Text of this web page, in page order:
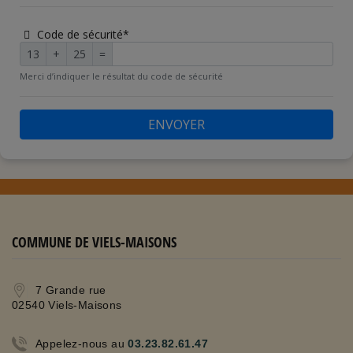
Code de sécurité*
13
+ 25 =
Merci d’indiquer le résultat du code de sécurité
ENVOYER
COMMUNE DE VIELS-MAISONS
7 Grande rue
02540 Viels-Maisons
Appelez-nous au03.23.82.61.47